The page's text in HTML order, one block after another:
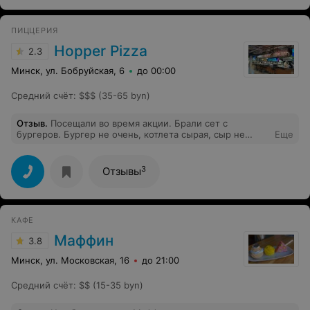
ПИЦЦЕРИЯ
2.3 Hopper Pizza
Минск, ул. Бобруйская, 6 до 00:00
Средний счёт: $$$ (35-65 byn)
Отзыв. Посещали во время акции. Брали сет с
бургеров. Бургер не очень, котлета сырая, сыр не
придем
Еще
Отзывы3
КАФЕ
3.8 Маффин
Минск, ул. Московская, 16 до 21:00
Средний счёт: $$ (15-35 byn)